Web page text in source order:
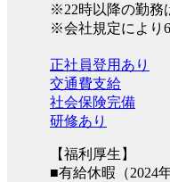
※22時以降の勤務
※会社規定により
正社員登用あり
交通費支給
社会保険完備
研修あり
【福利厚生】
■有給休暇（2024